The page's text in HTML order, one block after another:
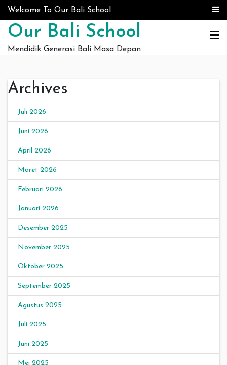
Skip to content
Welcome To Our Bali School
Our Bali School
Mendidik Generasi Bali Masa Depan
Archives
Juli 2026
Juni 2026
April 2026
Maret 2026
Februari 2026
Januari 2026
Desember 2025
November 2025
Oktober 2025
September 2025
Agustus 2025
Juli 2025
Juni 2025
Mei 2025